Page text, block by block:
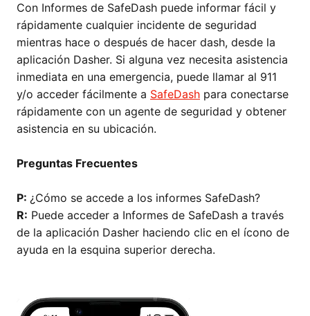
Con Informes de SafeDash puede informar fácil y
rápidamente cualquier incidente de seguridad
mientras hace o después de hacer dash, desde la
aplicación Dasher. Si alguna vez necesita asistencia
inmediata en una emergencia, puede llamar al 911
y/o acceder fácilmente a SafeDash para conectarse
rápidamente con un agente de seguridad y obtener
asistencia en su ubicación.
Preguntas Frecuentes
P: ¿Cómo se accede a los informes SafeDash?
R: Puede acceder a Informes de SafeDash a través
de la aplicación Dasher haciendo clic en el ícono de
ayuda en la esquina superior derecha.